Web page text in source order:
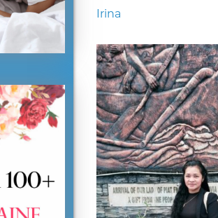
Irina